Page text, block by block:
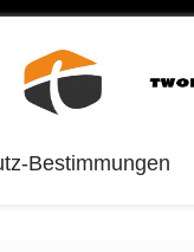
Bestimmungen